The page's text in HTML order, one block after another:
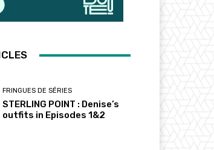
FRINGUES DE SÉRIES
STERLING POINT : Denise’s
outfits in Episodes 1&2